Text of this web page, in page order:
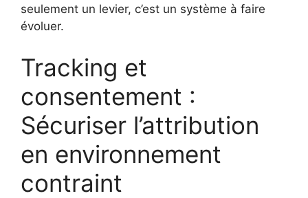
seulement un levier, c’est un système à faire
évoluer.
Tracking et
consentement :
Sécuriser l’attribution
en environnement
contraint